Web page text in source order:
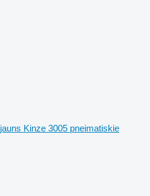
jauns Kinze 3005 pneimatiskie